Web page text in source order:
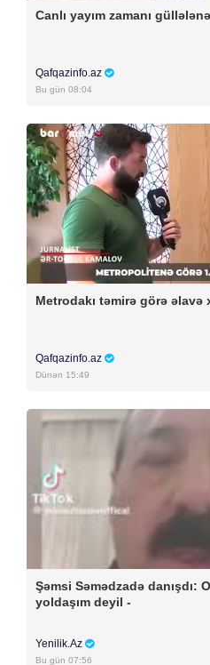
Canlı yayım zamanı
Qafqazinfo.az
Bu gün 08:04
Metrodakı təmirə görə
Qafqazinfo.az
Dünən 15:49
Şəmsi Səmədzadə danışdı:
yoldaşım deyil -
Yenilik.Az
Bu gün 07:56